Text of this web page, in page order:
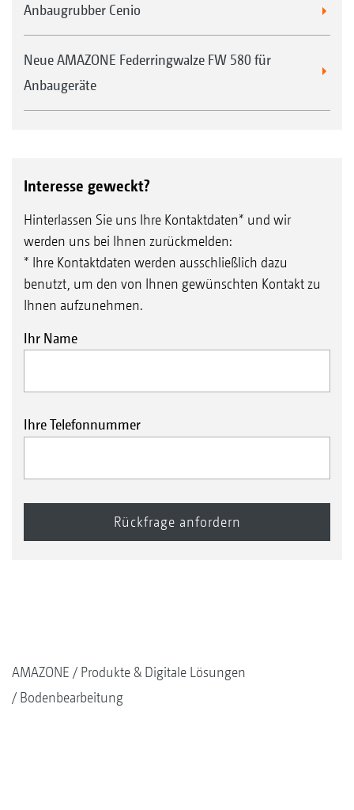
Anbaugrubber Cenio
Neue AMAZONE Federringwalze FW 580 für
Anbaugeräte
Interesse geweckt?
Hinterlassen Sie uns Ihre Kontaktdaten* und wir
werden uns bei Ihnen zurückmelden:
* Ihre Kontaktdaten werden ausschließlich dazu
benutzt, um den von Ihnen gewünschten Kontakt zu
Ihnen aufzunehmen.
Ihr Name
Ihre Telefonnummer
AMAZONE
Produkte & Digitale Lösungen
Bodenbearbeitung